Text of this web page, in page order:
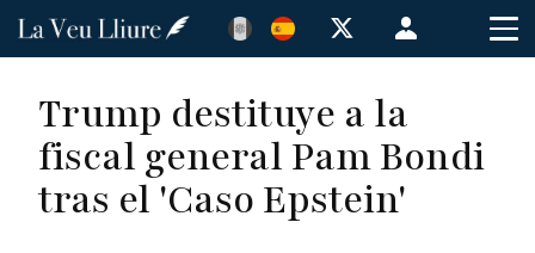
Pasar
principal
Menú
de
de
usuario
Trump destituye a la
fiscal general Pam Bondi
tras el 'Caso Epstein'